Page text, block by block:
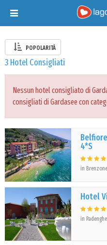
Toggle
navigation
POPOLARITÀ
3 Hotel Consigliati
Nessun hotel consigliato di
consigliati di Gardasee con
4*S
in Brenzone
Hotel
in